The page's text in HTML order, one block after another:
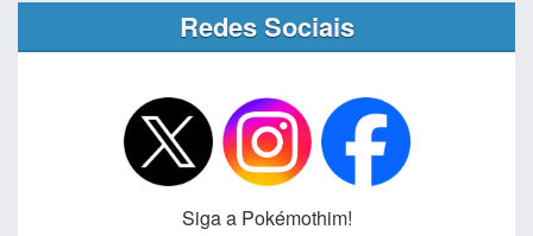
Redes Sociais
Siga a Pokémothim!